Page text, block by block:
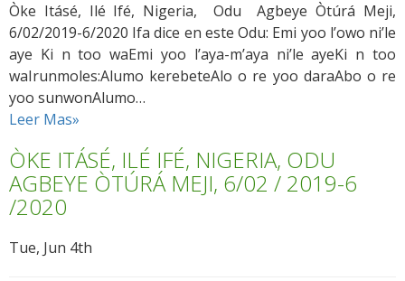
Òke Itásé, Ilé Ifé, Nigeria, Odu Agbeye Òtúrá Meji,
6/02/2019-6/2020 Ifa dice en este Odu: Emi yoo l’owo ni’le
aye Ki n too waEmi yoo l’aya-m’aya ni’le ayeKi n too
waIrunmoles:Alumo kerebeteAlo o re yoo daraAbo o re
yoo sunwonAlumo…
Leer Mas»
ÒKE ITÁSÉ, ILÉ IFÉ, NIGERIA, ODU
AGBEYE ÒTÚRÁ MEJI, 6/02 / 2019-6
/2020
Tue, Jun 4th